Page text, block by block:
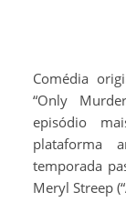
Comédia
“Only
episódio
plataforma
temporada
Meryl Streep